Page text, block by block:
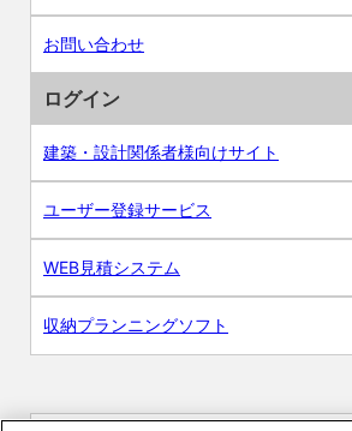
お問い合わせ
ログイン
建築・設計関係者様向けサイト
ユーザー登録サービス
WEB見積システム
収納プランニングソフト